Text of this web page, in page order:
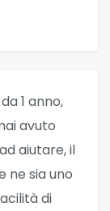
1 anno,
avuto
aiutare, il
ne sia uno
di